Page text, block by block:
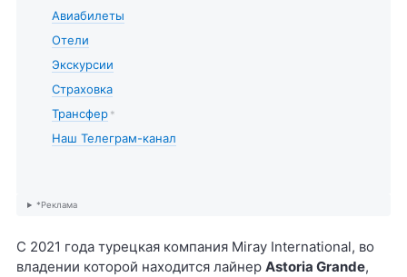
Авиабилеты
Отели
Экскурсии
Страховка
Трансфер *
Наш Телеграм-канал
*Реклама
С 2021 года турецкая компания Miray International, во
владении которой находится лайнер Astoria Grande,